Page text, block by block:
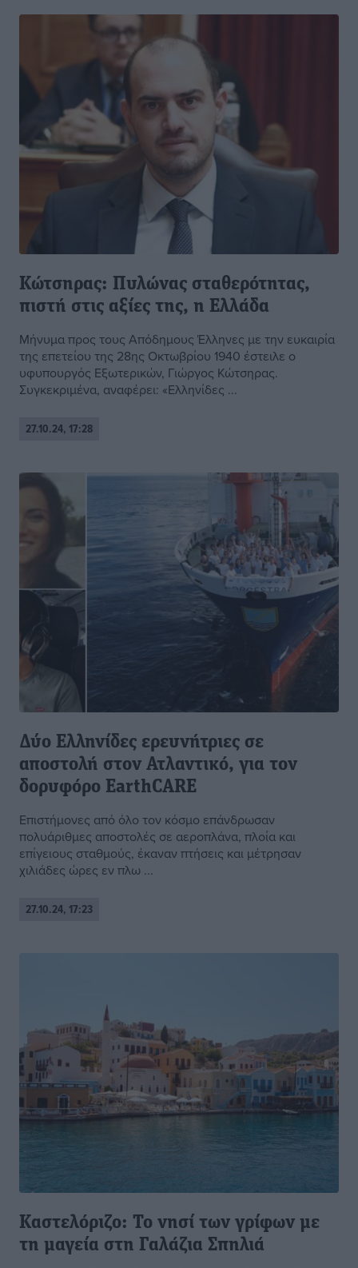
Κώτσηρας: Πυλώνας σταθερότητας,
πιστή στις αξίες της, η Ελλάδα
Μήνυμα προς τους Απόδημους Έλληνες με την ευκαιρία
της επετείου της 28ης Οκτωβρίου 1940 έστειλε ο
υφυπουργός Εξωτερικών, Γιώργος Κώτσηρας.
Συγκεκριμένα, αναφέρει: «Ελληνίδες ...
27.10.24, 17:28
Δύο Ελληνίδες ερευνήτριες σε
αποστολή στον Ατλαντικό, για τον
δορυφόρο EarthCARE
Επιστήμονες από όλο τον κόσμο επάνδρωσαν
πολυάριθμες αποστολές σε αεροπλάνα, πλοία και
επίγειους σταθμούς, έκαναν πτήσεις και μέτρησαν
χιλιάδες ώρες εν πλω ...
27.10.24, 17:23
Καστελόριζο: Το νησί των γρίφων με
τη μαγεία στη Γαλάζια Σπηλιά